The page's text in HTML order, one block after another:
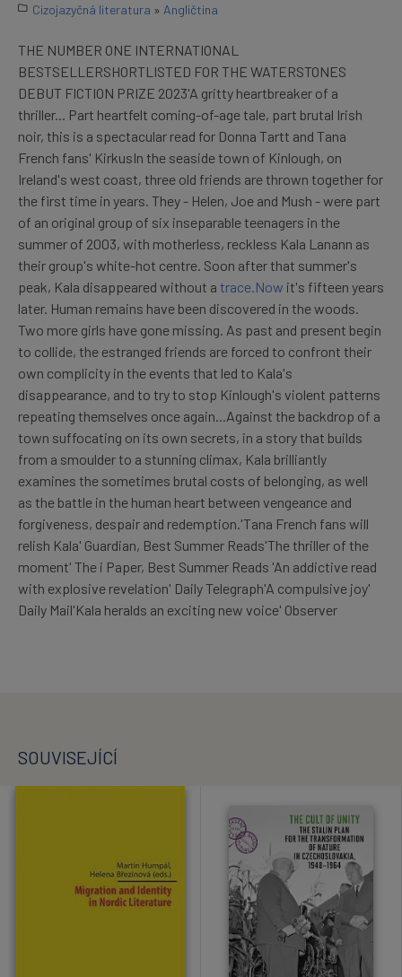
Cizojazyčná literatura » Angličtina
THE NUMBER ONE INTERNATIONAL
BESTSELLERSHORTLISTED FOR THE WATERSTONES
DEBUT FICTION PRIZE 2023'A gritty heartbreaker of a
thriller... Part heartfelt coming-of-age tale, part brutal Irish
noir, this is a spectacular read for Donna Tartt and Tana
French fans' KirkusIn the seaside town of Kinlough, on
Ireland's west coast, three old friends are thrown together for
the first time in years. They - Helen, Joe and Mush - were part
of an original group of six inseparable teenagers in the
summer of 2003, with motherless, reckless Kala Lanann as
their group's white-hot centre. Soon after that summer's
peak, Kala disappeared without a trace.Now it's fifteen years
later. Human remains have been discovered in the woods.
Two more girls have gone missing. As past and present begin
to collide, the estranged friends are forced to confront their
own complicity in the events that led to Kala's
disappearance, and to try to stop Kinlough's violent patterns
repeating themselves once again...Against the backdrop of a
town suffocating on its own secrets, in a story that builds
from a smoulder to a stunning climax, Kala brilliantly
examines the sometimes brutal costs of belonging, as well
as the battle in the human heart between vengeance and
forgiveness, despair and redemption.'Tana French fans will
relish Kala' Guardian, Best Summer Reads'The thriller of the
moment' The i Paper, Best Summer Reads 'An addictive read
with explosive revelation' Daily Telegraph'A compulsive joy'
Daily Mail'Kala heralds an exciting new voice' Observer
SOUVISEJÍCÍ